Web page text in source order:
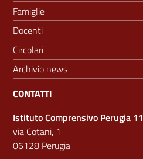
Famiglie
Docenti
Circolari
Archivio news
CONTATTI
Istituto Comprensivo Perugia 11
via Cotani, 1
06128 Perugia